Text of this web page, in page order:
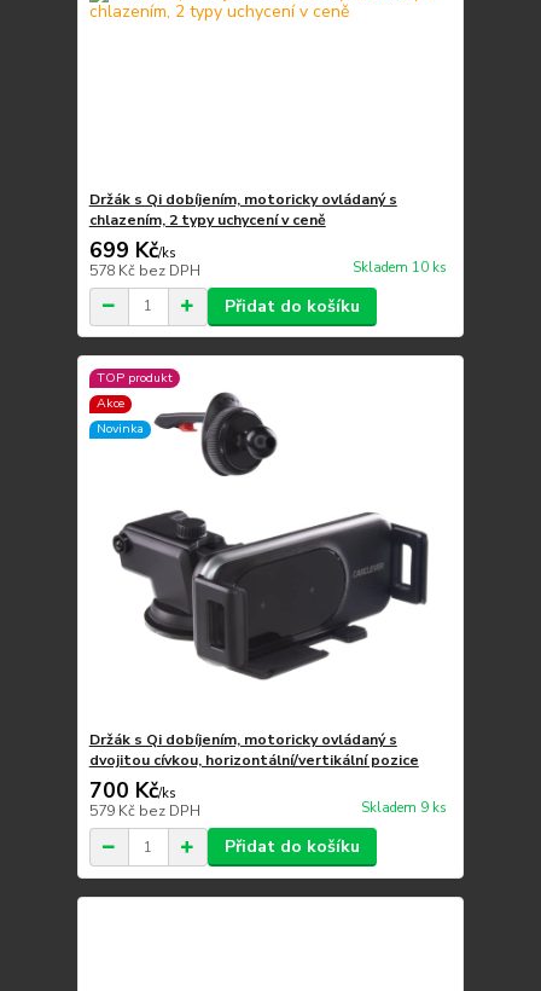
Držák s Qi dobíjením, motoricky ovládaný s
chlazením, 2 typy uchycení v ceně
699 Kč/ks
578 Kč bez DPH Skladem 10 ks
Přidat do košíku
TOP produkt
Akce
Novinka
Držák s Qi dobíjením, motoricky ovládaný s
dvojitou cívkou, horizontální/vertikální pozice
700 Kč/ks
579 Kč bez DPH Skladem 9 ks
Přidat do košíku